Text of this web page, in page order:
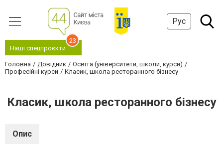
Рус
Наші спецпроєкти
23
Головна Довідник
Освіта (університети, школи, курси)
Професійні курси
Класик, школа ресторанного бізнесу
Класик, школа ресторанного бізнесу
Опис